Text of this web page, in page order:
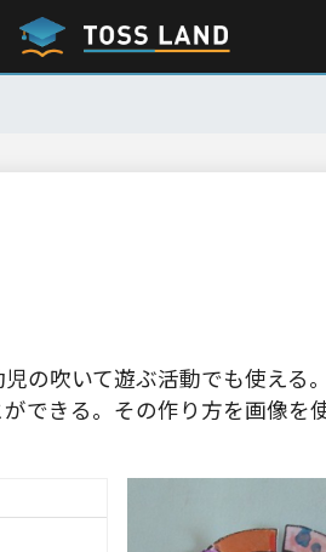
の吹いて遊ぶ活動でも使える
できる。その作り方を画像を